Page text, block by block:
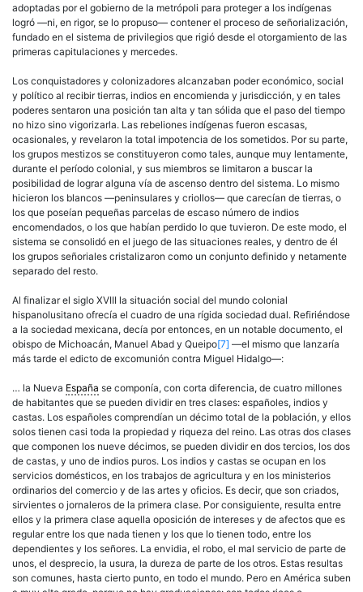
adoptadas por el gobierno de la metrópoli para proteger a los indígenas
logró —ni, en rigor, se lo propuso— contener el proceso de señorialización,
fundado en el sistema de privilegios que rigió desde el otorgamiento de las
primeras capitulaciones y mercedes.
Los conquistadores y colonizadores alcanzaban poder económico, social
y político al recibir tierras, indios en encomienda y jurisdicción, y en tales
poderes sentaron una posición tan alta y tan sólida que el paso del tiempo
no hizo sino vigorizarla. Las rebeliones indígenas fueron escasas,
ocasionales, y revelaron la total impotencia de los sometidos. Por su parte,
los grupos mestizos se constituyeron como tales, aunque muy lentamente,
durante el período colonial, y sus miembros se limitaron a buscar la
posibilidad de lograr alguna vía de ascenso dentro del sistema. Lo mismo
hicieron los blancos —peninsulares y criollos— que carecían de tierras, o
los que poseían pequeñas parcelas de escaso número de indios
encomendados, o los que habían perdido lo que tuvieron. De este modo, el
sistema se consolidó en el juego de las situaciones reales, y dentro de él
los grupos señoriales cristalizaron como un conjunto definido y netamente
separado del resto.
Al finalizar el siglo XVIII la situación social del mundo colonial
hispanolusitano ofrecía el cuadro de una rígida sociedad dual. Refiriéndose
a la sociedad mexicana, decía por entonces, en un notable documento, el
obispo de Michoacán, Manuel Abad y Queipo[7] —el mismo que lanzaría
más tarde el edicto de excomunión contra Miguel Hidalgo—:
… la Nueva España se componía, con corta diferencia, de cuatro millones
de habitantes que se pueden dividir en tres clases: españoles, indios y
castas. Los españoles comprendían un décimo total de la población, y ellos
solos tienen casi toda la propiedad y riqueza del reino. Las otras dos clases
que componen los nueve décimos, se pueden dividir en dos tercios, los dos
de castas, y uno de indios puros. Los indios y castas se ocupan en los
servicios domésticos, en los trabajos de agricultura y en los ministerios
ordinarios del comercio y de las artes y oficios. Es decir, que son criados,
sirvientes o jornaleros de la primera clase. Por consiguiente, resulta entre
ellos y la primera clase aquella oposición de intereses y de afectos que es
regular entre los que nada tienen y los que lo tienen todo, entre los
dependientes y los señores. La envidia, el robo, el mal servicio de parte de
unos, el desprecio, la usura, la dureza de parte de los otros. Estas resultas
son comunes, hasta cierto punto, en todo el mundo. Pero en América suben